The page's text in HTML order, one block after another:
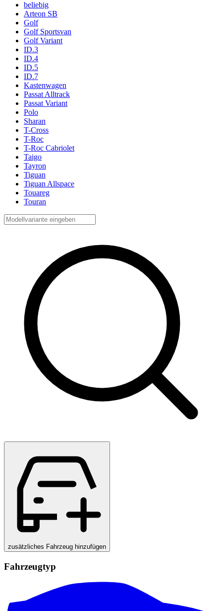
beliebig
Arteon SB
Golf
Golf Sportsvan
Golf Variant
ID.3
ID.4
ID.5
ID.7
Kastenwagen
Passat Alltrack
Passat Variant
Polo
Sharan
T-Cross
T-Roc
T-Roc Cabriolet
Taigo
Tayron
Tiguan
Tiguan Allspace
Touareg
Touran
zusätzliches Fahrzeug hinzufügen
Fahrzeugtyp